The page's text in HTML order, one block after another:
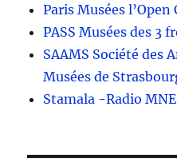
Paris Musées
PASS Musées des 3
SAAMS Société des
Musées de
Stamala -Radio MNE